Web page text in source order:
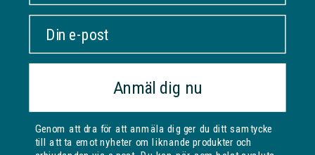
0700 23 25 40
Säker betalning
Sekretesspolicy
Cookies
Logga in
Vi accepterar
Anmäl dig nu
Genom att dra för att anmäla dig ger du ditt samtycke
till att ta emot nyheter om liknande produkter och